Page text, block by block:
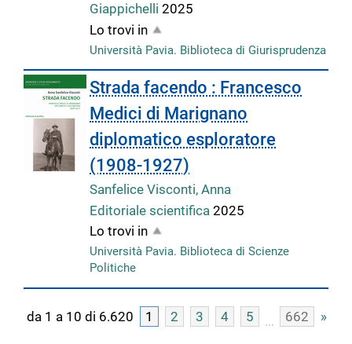
Giappichelli2025
Lo trovi in
Università Pavia. Biblioteca di Giurisprudenza
Strada facendo : Francesco
Medici di Marignano
diplomatico esploratore
(1908-1927)
Sanfelice Visconti, Anna
Editoriale scientifica2025
Lo trovi in
Università Pavia. Biblioteca di Scienze
Politiche
da 1 a 10 di 6.620 1 2 3 4 5 662 »